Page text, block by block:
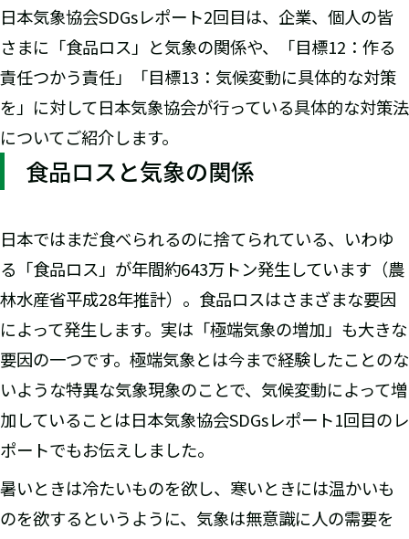
日本気象協会SDGsレポート2回目は、企業、個人の皆
さまに「食品ロス」と気象の関係や、「目標12：作る
責任つかう責任」「目標13：気候変動に具体的な対策
を」に対して日本気象協会が行っている具体的な対策法
についてご紹介します。
食品ロスと気象の関係
日本ではまだ食べられるのに捨てられている、いわゆ
る「食品ロス」が年間約643万トン発生しています（農
林水産省平成28年推計）。食品ロスはさまざまな要因
によって発生します。実は「極端気象の増加」も大きな
要因の一つです。極端気象とは今まで経験したことのな
いような特異な気象現象のことで、気候変動によって増
加していることは日本気象協会SDGsレポート1回目のレ
ポートでもお伝えしました。
暑いときは冷たいものを欲し、寒いときには温かいも
のを欲するというように、気象は無意識に人の需要を